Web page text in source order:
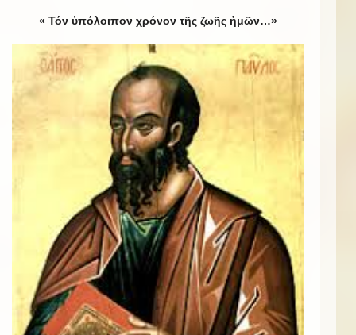
« Τόν ὑπόλοιπον χρόνον τῆς ζωῆς ἡμῶν…»